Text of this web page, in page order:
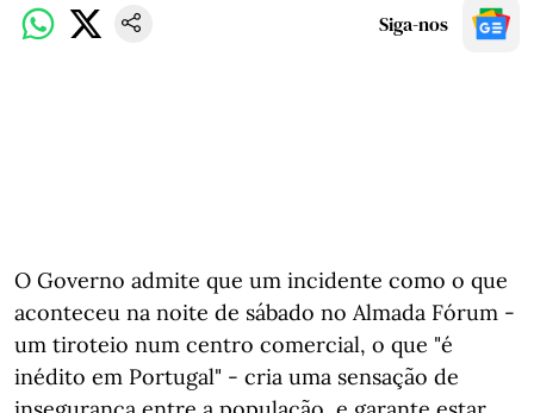
Siga-nos
O Governo admite que um incidente como o que
aconteceu na noite de sábado no Almada Fórum -
um tiroteio num centro comercial, o que "é
inédito em Portugal" - cria uma sensação de